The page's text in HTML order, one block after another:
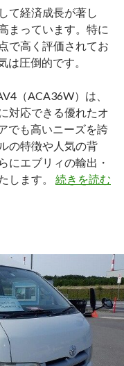
て経済成長が著し
まっています。特に
で高く評価されてお
は圧倒的です。
（ACA36W）は、
対応できる優れたオ
でも高いニーズを誇
の特徴や人気の背
にエブリィの輸出・
します。 続きを読む
介
ト
ヨ
タ
年